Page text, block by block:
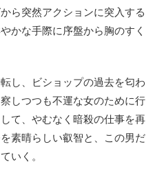
ら突然アクションに突入する
かな手際に序盤から胸のすく
し、ビショップの過去を匂わ
しつつも不運な女のために行
て、やむなく暗殺の仕事を再
素晴らしい叡智と、この男だ
いく。